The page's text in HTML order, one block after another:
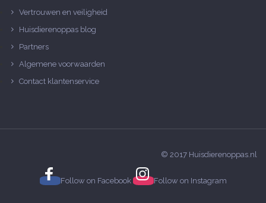
Vertrouwen en veiligheid
Huisdierenoppas blog
Partners
Algemene voorwaarden
Contact klantenservice
© 2017 Huisdierenoppas.nl
Follow on Facebook Follow on Instagram